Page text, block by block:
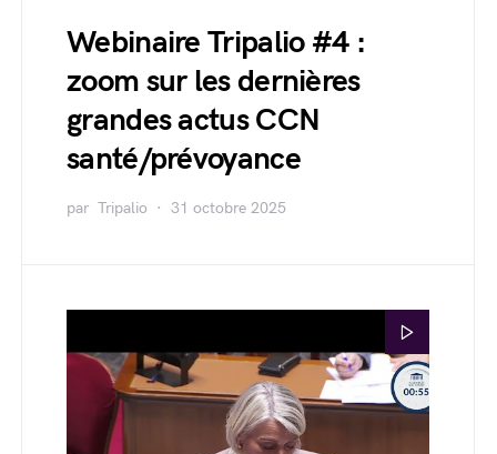
Webinaire Tripalio #4 :
zoom sur les dernières
grandes actus CCN
santé/prévoyance
par Tripalio 31 octobre 2025